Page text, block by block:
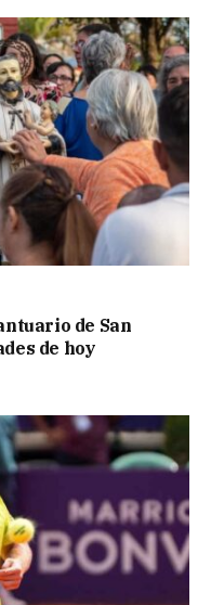
de San
de hoy